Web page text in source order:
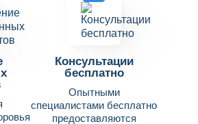
Консультации
бесплатно
Опытными
специалистами бесплатно
предоставляются